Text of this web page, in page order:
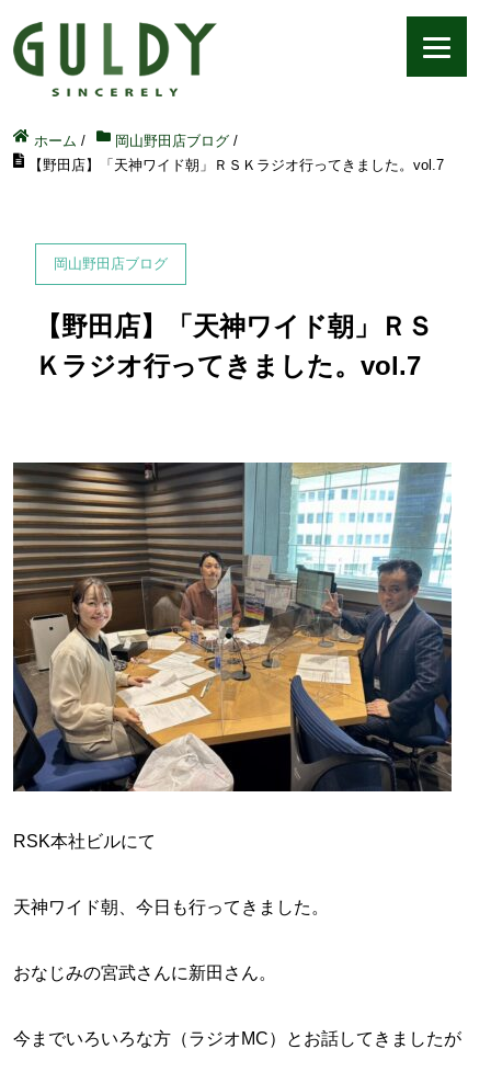
ホーム / 岡山野田店ブログ /
【野田店】「天神ワイド朝」ＲＳＫラジオ行ってきました。vol.7
岡山野田店ブログ
【野田店】「天神ワイド朝」ＲＳ
Ｋラジオ行ってきました。vol.7
RSK本社ビルにて
天神ワイド朝、今日も行ってきました。
おなじみの宮武さんに新田さん。
今までいろいろな方（ラジオMC）とお話してきましたが